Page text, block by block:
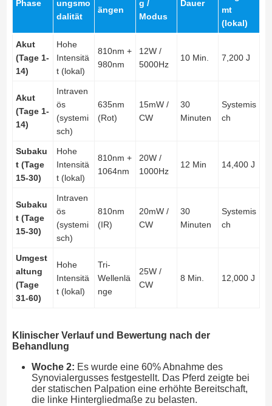
Phase
ungsmo
dalität
ängen
g /
Modus
Dauer
mt
(lokal)
Akut
(Tage 1-
14)
Hohe
Intensitä
t (lokal)
810nm +
980nm
12W /
5000Hz
10 Min. 7,200 J
Akut
(Tage 1-
14)
Intraven
ös
(systemi
sch)
635nm
(Rot)
15mW /
CW
30
Minuten
Systemis
ch
Subaku
t (Tage
15-30)
Hohe
Intensitä
t (lokal)
810nm +
1064nm
20W /
1000Hz
12 Min 14,400 J
Subaku
t (Tage
15-30)
Intraven
ös
(systemi
sch)
810nm
(IR)
20mW /
CW
30
Minuten
Systemis
ch
Umgest
altung
(Tage
31-60)
Hohe
Intensitä
t (lokal)
Tri-
Wellenlä
nge
25W /
CW
8 Min. 12,000 J
Klinischer Verlauf und Bewertung nach der
Behandlung
Woche 2: Es wurde eine 60% Abnahme des
Synovialergusses festgestellt. Das Pferd zeigte bei
der statischen Palpation eine erhöhte Bereitschaft,
die linke Hintergliedmaße zu belasten.